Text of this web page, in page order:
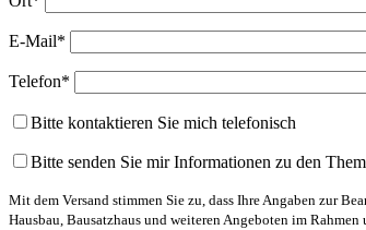
E-Mail*
Telefon*
Bitte kontaktieren Sie mich telefonisch
Bitte senden Sie mir Informationen zu den
Mit dem Versand stimmen Sie zu, dass Ihre Angaben zur
Hausbau, Bausatzhaus und weiteren Angeboten im